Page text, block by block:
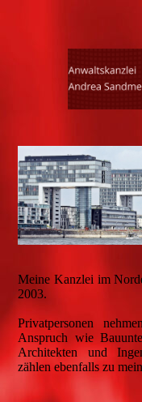
Meine Kanzlei im
2003.
Privatpersonen
Anspruch wie
Architekten und
zählen ebenfalls zu